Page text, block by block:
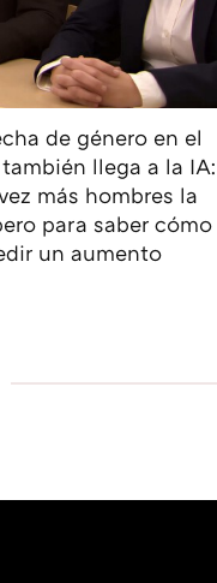
de género en el
llega a la IA:
más hombres la
para saber cómo
un aumento